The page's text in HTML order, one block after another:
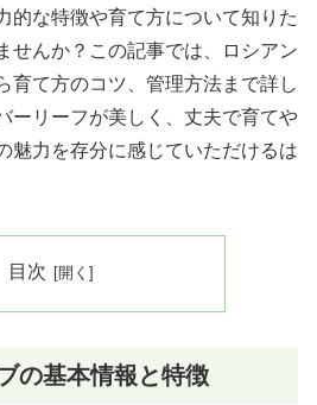
的な特徴や育て方について知りた
せんか？この記事では、ロシアン
育て方のコツ、管理方法まで詳し
ーリーフが美しく、丈夫で育てや
魅力を存分に感じていただけるは
目次
の基本情報と特徴